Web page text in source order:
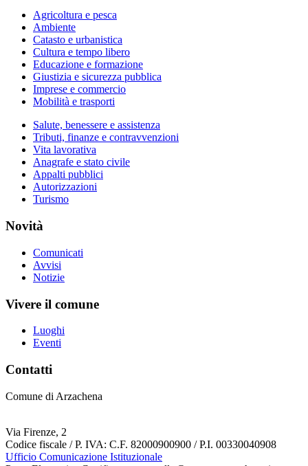
Agricoltura e pesca
Ambiente
Catasto e urbanistica
Cultura e tempo libero
Educazione e formazione
Giustizia e sicurezza pubblica
Imprese e commercio
Mobilità e trasporti
Salute, benessere e assistenza
Tributi, finanze e contravvenzioni
Vita lavorativa
Anagrafe e stato civile
Appalti pubblici
Autorizzazioni
Turismo
Novità
Comunicati
Avvisi
Notizie
Vivere il comune
Luoghi
Eventi
Contatti
Comune di Arzachena
Via Firenze, 2
Codice fiscale / P. IVA: C.F. 82000900900 / P.I. 00330040908
Ufficio Comunicazione Istituzionale